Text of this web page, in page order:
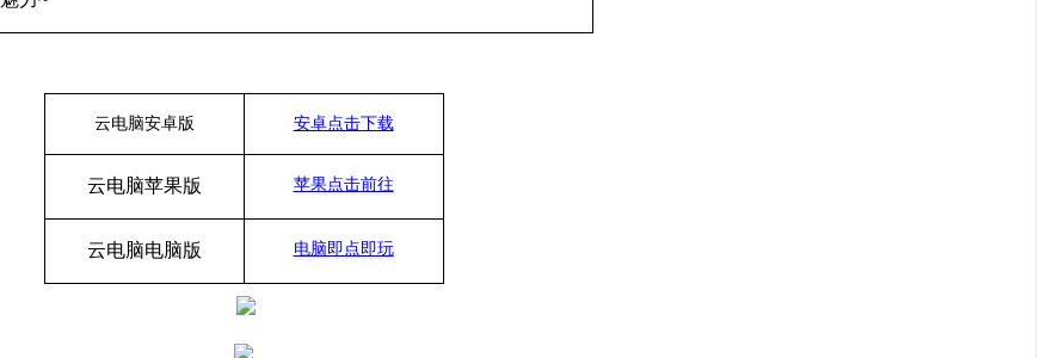
云电脑安卓版 安卓点击下载
云电脑苹果版 苹果点击前往
云电脑电脑版 电脑即点即玩